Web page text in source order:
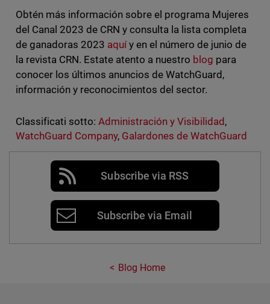
Obtén más información sobre el programa Mujeres
del Canal 2023 de CRN y consulta la lista completa
de ganadoras 2023 aquíy en el número de junio de
la revista CRN. Estate atento a nuestro blog para
conocer los últimos anuncios de WatchGuard,
información y reconocimientos del sector.
Classificati sotto: Administración y Visibilidad ,
WatchGuard Company, Galardones de WatchGuard
Subscribe via RSS
Subscribe via Email
Blog Home